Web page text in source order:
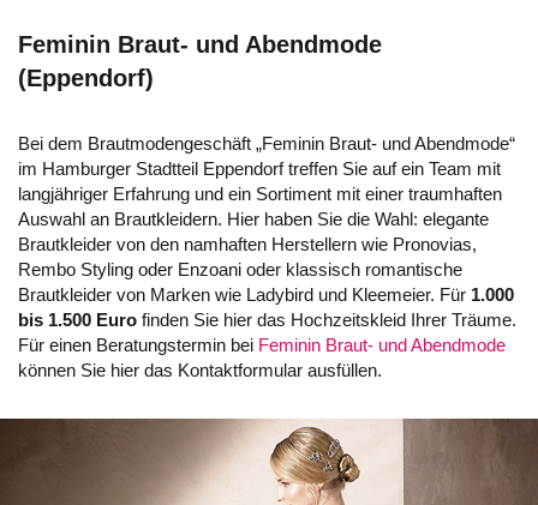
Feminin Braut- und Abendmode
(Eppendorf)
Bei dem Brautmodengeschäft „Feminin Braut- und Abendmode“
im Hamburger Stadtteil Eppendorf treffen Sie auf ein Team mit
langjähriger Erfahrung und ein Sortiment mit einer traumhaften
Auswahl an Brautkleidern. Hier haben Sie die Wahl: elegante
Brautkleider von den namhaften Herstellern wie Pronovias,
Rembo Styling oder Enzoani oder klassisch romantische
Brautkleider von Marken wie Ladybird und Kleemeier. Für 1.000
bis 1.500 Euro finden Sie hier das Hochzeitskleid Ihrer Träume.
Für einen Beratungstermin bei Feminin Braut- und Abendmode
können Sie hier das Kontaktformular ausfüllen.